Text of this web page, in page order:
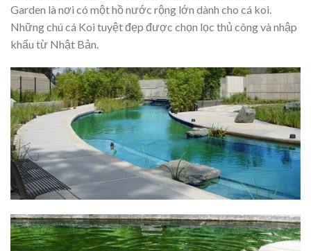
Garden là nơi có một hồ nước rộng lớn dành cho cá koi.
Những chú cá Koi tuyệt đẹp được chọn lọc thủ công và nhập
khẩu từ Nhật Bản.